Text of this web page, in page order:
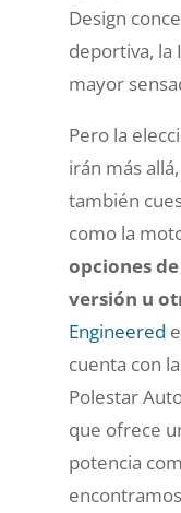
Design
deportiva, la
mayor
Pero la
irán más
también
como la
opciones
versión u
Engineered
cuenta con
Polestar
que ofrece
potencia